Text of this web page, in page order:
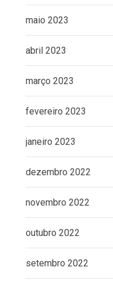
maio 2023
abril 2023
março 2023
fevereiro 2023
janeiro 2023
dezembro 2022
novembro 2022
outubro 2022
setembro 2022